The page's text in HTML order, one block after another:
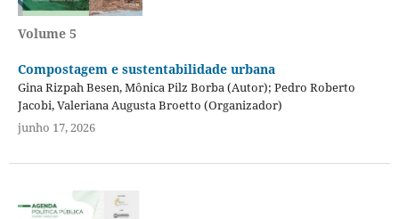
Volume 5
Compostagem e sustentabilidade urbana
Gina Rizpah Besen, Mônica Pilz Borba (Autor); Pedro Roberto
Jacobi, Valeriana Augusta Broetto (Organizador)
junho 17, 2026